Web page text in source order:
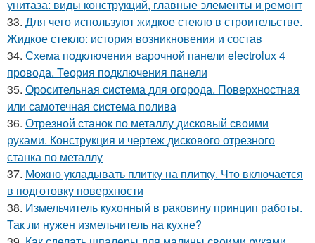
унитаза: виды конструкций, главные элементы и ремонт
33. Для чего используют жидкое стекло в строительстве.
Жидкое стекло: история возникновения и состав
34. Схема подключения варочной панели electrolux 4
провода. Теория подключения панели
35. Оросительная система для огорода. Поверхностная
или самотечная система полива
36. Отрезной станок по металлу дисковый своими
руками. Конструкция и чертеж дискового отрезного
станка по металлу
37. Можно укладывать плитку на плитку. Что включается
в подготовку поверхности
38. Измельчитель кухонный в раковину принцип работы.
Так ли нужен измельчитель на кухне?